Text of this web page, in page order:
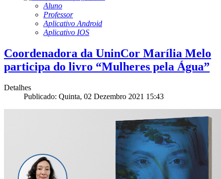
Aluno
Professor
Aplicativo Android
Aplicativo IOS
Coordenadora da UninCor Marília Melo
participa do livro “Mulheres pela Água”
Detalhes
Publicado: Quinta, 02 Dezembro 2021 15:43